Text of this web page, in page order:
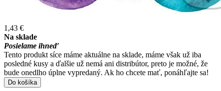
1,43 €
Na sklade
Posielame ihneď
Tento produkt síce máme aktuálne na sklade, máme však už iba
posledné kusy a ďalšie už nemá ani distribútor, preto je možné, že
bude onedlho úplne vypredaný. Ak ho chcete mať, ponáhľajte sa!
Do košíka